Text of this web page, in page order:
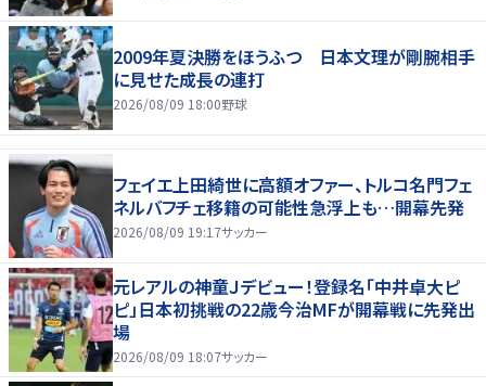
2009年夏決勝をほうふつ 日本文理が剛腕相手
に見せた成長の連打
2026/08/09 18:00野球
フェイエ上田綺世に高額オファー、トルコ名門フェ
ネルバフチェ移籍の可能性急浮上も…開幕先発
2026/08/09 19:17サッカー
元レアルの神童Ｊデビュー！登録名「中井卓大ピ
ピ」日本初挑戦の22歳今治MFが開幕戦に先発出
場
2026/08/09 18:07サッカー